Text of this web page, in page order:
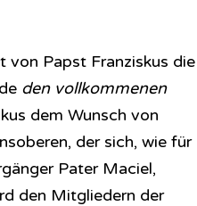
von Papst Franziskus die
den vollkommenen
dem Wunsch von
der sich, wie für
Pater Maciel,
den Mitgliedern der